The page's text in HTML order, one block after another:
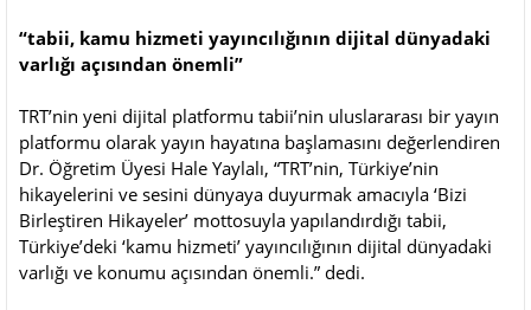
“tabii, kamu hizmeti yayıncılığının dijital dünyadaki
varlığı açısından önemli”
TRT’nin yeni dijital platformu tabii’nin uluslararası bir yayın
platformu olarak yayın hayatına başlamasını değerlendiren
Dr. Öğretim Üyesi Hale Yaylalı, “TRT’nin, Türkiye’nin
hikayelerini ve sesini dünyaya duyurmak amacıyla ‘Bizi
Birleştiren Hikayeler’ mottosuyla yapılandırdığı tabii,
Türkiye’deki ‘kamu hizmeti’ yayıncılığının dijital dünyadaki
varlığı ve konumu açısından önemli.” dedi.